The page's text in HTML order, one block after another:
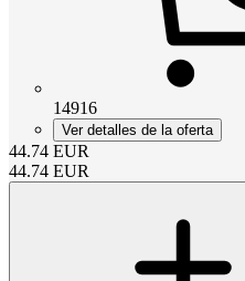
14916
Ver detalles de la oferta
44.74 EUR
44.74 EUR